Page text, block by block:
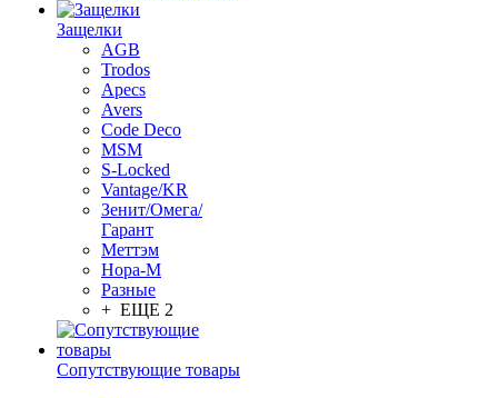
Защелки
AGB
Trodos
Apecs
Avers
Code Deco
MSM
S-Locked
Vantage/KR
Зенит/Омега/
Гарант
Меттэм
Нора-М
Разные
+ ЕЩЕ 2
Сопутствующие товары